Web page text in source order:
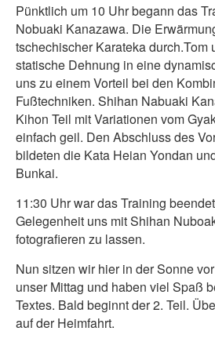
Pünktlich um 10 Uhr begann das
Nobuaki Kanazawa. Die
tschechischer Karateka durch.Tom
statische Dehnung in eine
uns zu einem Vorteil bei den
Fußtechniken. Shihan Nabuaki
Kihon Teil mit Variationen vom
einfach geil. Den Abschluss des
bildeten die Kata Heian Yondan
Bunkai.
11:30 Uhr war das Training
Gelegenheit uns mit Shihan
fotografieren zu lassen.
Nun sitzen wir hier in der Sonne
unser Mittag und haben viel Spaß
Textes. Bald beginnt der 2. Teil.
auf der Heimfahrt.